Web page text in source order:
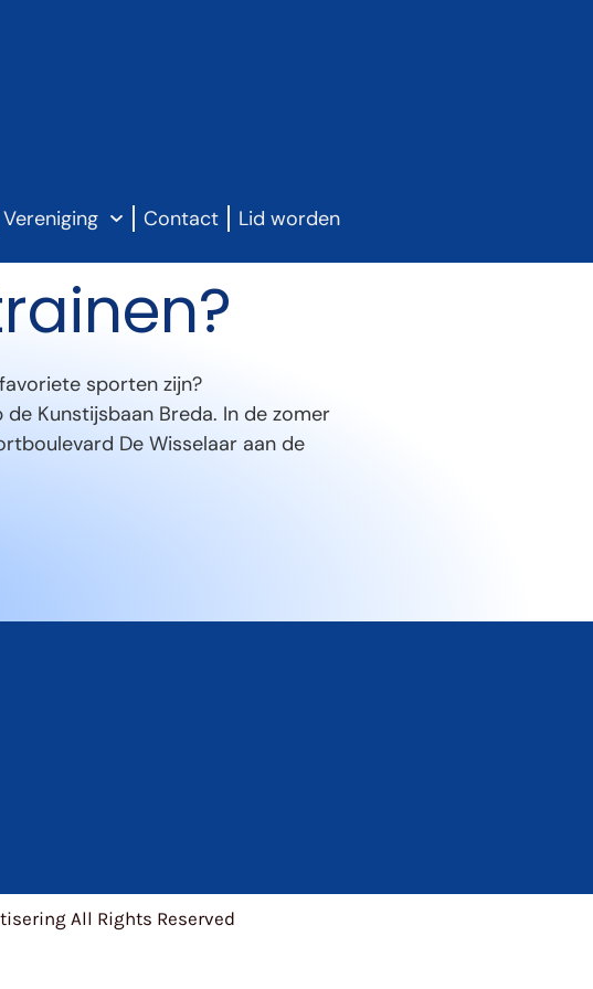
Vereniging Contact Lid worden
sporten zijn?
Kunstijsbaan Breda. In de zomer
De Wisselaar aan de
All Rights Reserved